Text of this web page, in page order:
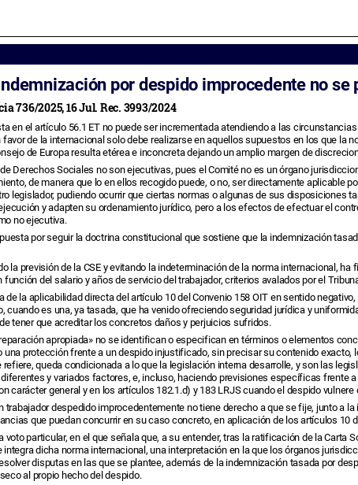
por despido improcedente no se
736/2025, 16 Jul. Rec. 3993/2024
en el artículo 56.1 ET no puede ser incrementada atendiendo a las
de la internacional solo debe realizarse en aquellos supuestos en los que la
de Europa resulta etérea e inconcreta dejando un amplio margen de
Derechos Sociales no son ejecutivas, pues el Comité no es un órgano
de manera que lo en ellos recogido puede, o no, ser directamente aplicable
legislador, pudiendo ocurrir que ciertas normas o algunas de sus disposiciones
y adapten su ordenamiento jurídico, pero a los efectos de efectuar el
no ejecutiva.
por seguir la doctrina constitucional que sostiene que la indemnización
la previsión de la CSE y evitando la indeterminación de la norma internacional,
del salario y años de servicio del trabajador, criterios avalados por el
la aplicabilidad directa del artículo 10 del Convenio 158 OIT en sentido
es una, ya tasada, que ha venido ofreciendo seguridad jurídica y
tener que acreditar los concretos daños y perjuicios sufridos.
apropiada» no se identifican o especifican en términos o elementos
una protección frente a un despido injustificado, sin precisar su contenido
queda condicionada a lo que la legislación interna desarrolle, y son las
y variados factores, e, incluso, haciendo previsiones específicas
carácter general y en los artículos 182.1.d) y 183 LRJS cuando el despido
trabajador despedido improcedentemente no tiene derecho a que se fije, junto a
que puedan concurrir en su caso concreto, en aplicación de los artículos 10
voto particular, en el que señala que, a su entender, tras la ratificación de la Carta
dicha norma internacional, una interpretación en la que los órganos
disputas en las que se plantee, además de la indemnización tasada por
al propio hecho del despido.